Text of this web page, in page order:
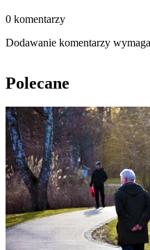
0 komentarzy
Dodawanie komentarzy
Polecane